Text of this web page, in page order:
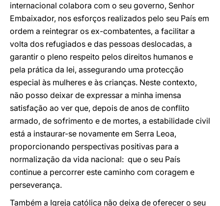
internacional colabora com o seu governo, Senhor
Embaixador, nos esforços realizados pelo seu País em
ordem a reintegrar os ex-combatentes, a facilitar a
volta dos refugiados e das pessoas deslocadas, a
garantir o pleno respeito pelos direitos humanos e
pela prática da lei, assegurando uma protecção
especial às mulheres e às crianças. Neste contexto,
não posso deixar de expressar a minha imensa
satisfação ao ver que, depois de anos de conflito
armado, de sofrimento e de mortes, a estabilidade civil
está a instaurar-se novamente em Serra Leoa,
proporcionando perspectivas positivas para a
normalização da vida nacional: que o seu País
continue a percorrer este caminho com coragem e
perseverança.
Também a Igreja católica não deixa de oferecer o seu